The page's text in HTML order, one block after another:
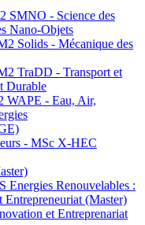
SMNO - Science des
Nano-Objets
Solids - Mécanique des
TraDD - Transport et
Durable
WAPE - Eau, Air,
- MSc X-HEC
Energies Renouvelables :
Entrepreneuriat (Master)
et Entreprenariat